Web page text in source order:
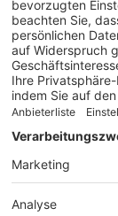
Leipzig
vieles
weiteren
Experten für alle
können
und
für unser
fördert.
die Nase vorn –